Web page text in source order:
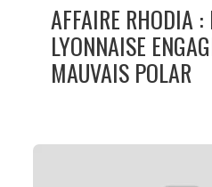
AFFAIRE RHODIA
LYONNAISE
MAUVAIS POLAR